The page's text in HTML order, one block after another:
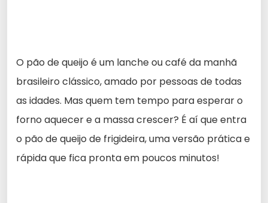
O pão de queijo é um lanche ou café da manhã
brasileiro clássico, amado por pessoas de todas
as idades. Mas quem tem tempo para esperar o
forno aquecer e a massa crescer? É aí que entra
o pão de queijo de frigideira, uma versão prática e
rápida que fica pronta em poucos minutos!